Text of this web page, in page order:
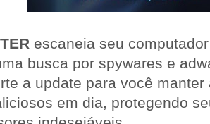
escaneia seu
busca por spywares e
a update para você manter
em dia, protegendo